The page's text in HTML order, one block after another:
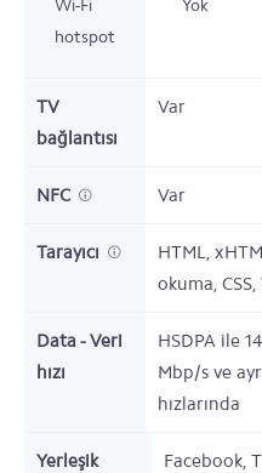
Wi-Fi
hotspot
Yok
TV
bağlantısı
Var
NFC Var
Tarayıcı
HTML,
okuma,
Data - Veri
hızı
HSDPA ile
Mbp/s ve
hızlarında
Yerleşik
Facebook,